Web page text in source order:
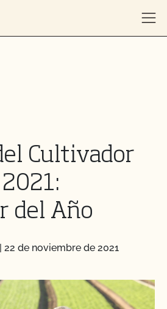
Cultivador
del Año
| 22 de noviembre de 2021